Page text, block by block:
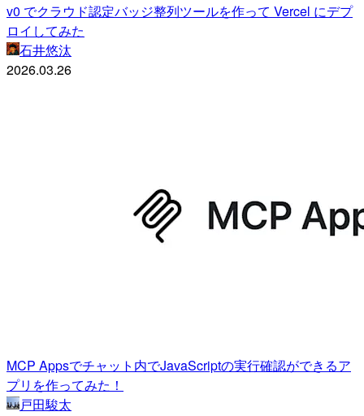
v0 でクラウド認定バッジ整列ツールを作って Vercel にデプ
ロイしてみた
石井悠汰
2026.03.26
MCP Appsでチャット内でJavaScriptの実行確認ができるア
プリを作ってみた！
戸田駿太